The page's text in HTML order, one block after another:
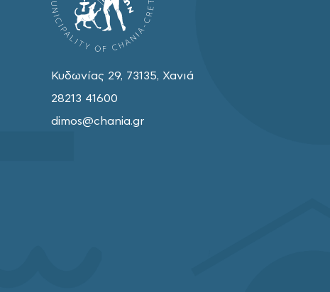
Κυδωνίας 29, 73135, Χανιά
28213 41600
dimos@chania.gr